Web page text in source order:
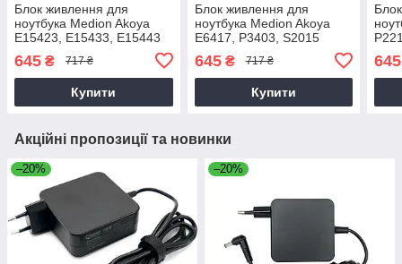
Блок живлення для
ноутбука Medion Akoya
E15423, E15433, E15443
645 ₴ 717 ₴
Купити
Блок живлення для
ноутбука Medion Akoya
E6417, P3403, S2015
645₴ 717 ₴
Купити
645
Акційні пропозиції та новинки
–20% –20%